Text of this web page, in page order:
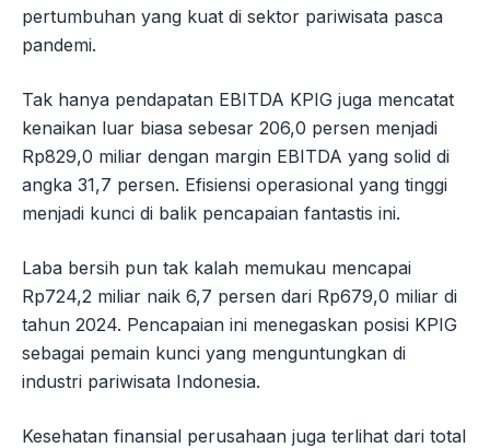
pertumbuhan yang kuat di sektor pariwisata pasca
pandemi.
Tak hanya pendapatan EBITDA KPIG juga mencatat
kenaikan luar biasa sebesar 206,0 persen menjadi
Rp829,0 miliar dengan margin EBITDA yang solid di
angka 31,7 persen. Efisiensi operasional yang tinggi
menjadi kunci di balik pencapaian fantastis ini.
Laba bersih pun tak kalah memukau mencapai
Rp724,2 miliar naik 6,7 persen dari Rp679,0 miliar di
tahun 2024. Pencapaian ini menegaskan posisi KPIG
sebagai pemain kunci yang menguntungkan di
industri pariwisata Indonesia.
Kesehatan finansial perusahaan juga terlihat dari total